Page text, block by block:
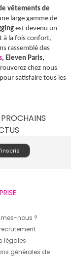
vêtements de
large gamme de
est devenu un
à la fois confort,
rassemblé des
, Eleven Paris,
chez nous
satisfaire tous les
nous ?
légales
générales de